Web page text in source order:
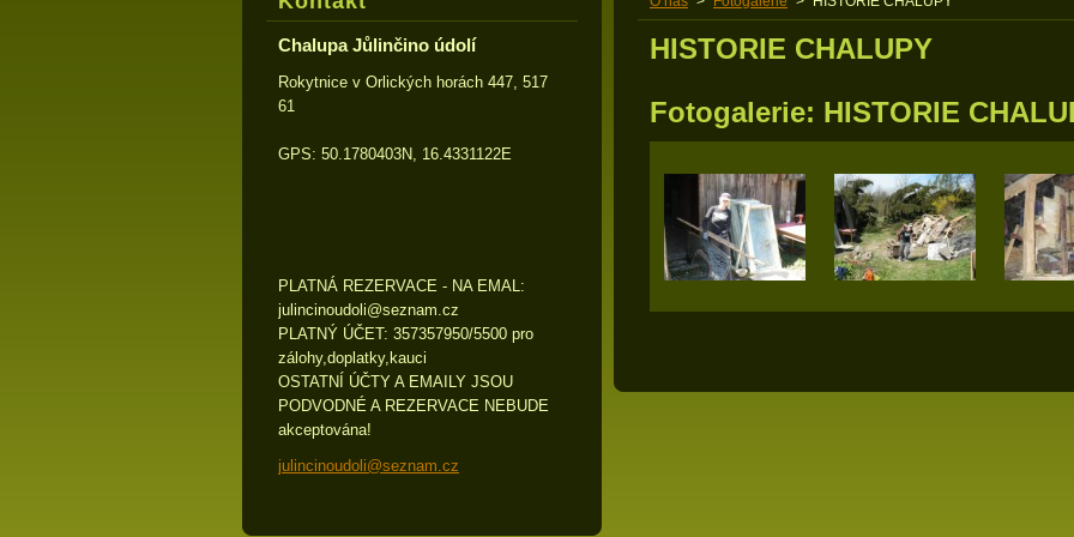
HISTORIE CHALUPY
Fotogalerie: HISTORIE
Chalupa Jůlinčino údolí
Rokytnice v Orlických horách 447, 517
61
GPS: 50.1780403N, 16.4331122E
PLATNÁ REZERVACE - NA EMAL:
julincinoudoli@seznam.cz
PLATNÝ ÚČET: 357357950/5500 pro
zálohy,doplatky,kauci
OSTATNÍ ÚČTY A EMAILY JSOU
PODVODNÉ A REZERVACE NEBUDE
akceptována!
julincinoudoli@seznam.cz